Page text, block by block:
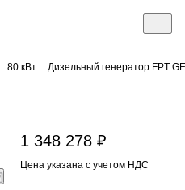
80 кВт Дизельный генератор FPT
1 348 278 ₽
Цена указана с учетом НДС